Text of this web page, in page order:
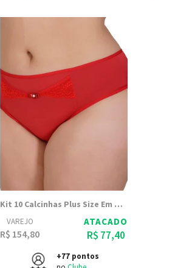
Kit 10 Calcinhas Plus Size Em Microfibra Com Renda Laura - Dily Modas
VAREJO
R$ 154,80
ATACADO
R$ 77,40
+77 pontos